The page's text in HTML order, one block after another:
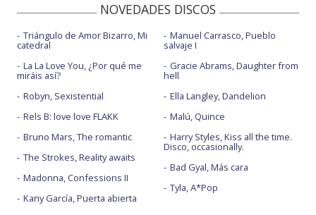
NOVEDADES DISCOS
Triángulo de Amor Bizarro, Mi
catedral
La La Love You, ¿Por qué me
miráis así?
Robyn, Sexistential
Rels B: love love FLAKK
Bruno Mars, The romantic
The Strokes, Reality awaits
Madonna, Confessions II
Kany García, Puerta abierta
Manuel Carrasco, Pueblo
salvaje I
Gracie Abrams, Daughter from
hell
Ella Langley, Dandelion
Malú, Quince
Harry Styles, Kiss all the time.
Disco, occasionally.
Bad Gyal, Más cara
Tyla, A*Pop